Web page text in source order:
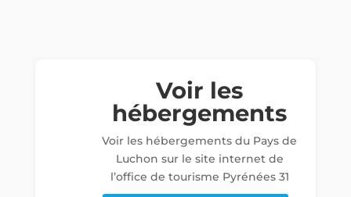
Voir les
hébergements
Voir les hébergements du Pays de
Luchon sur le site internet de
l’office de tourisme Pyrénées 31